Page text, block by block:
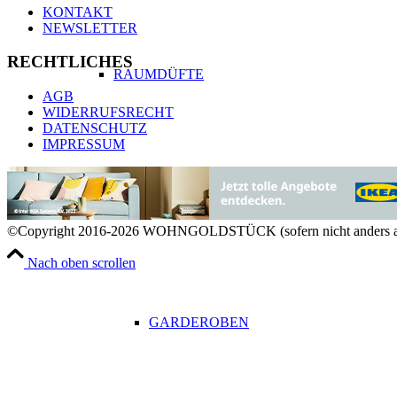
RAUMDÜFTE
AUFBEWAHRUNG & ORGANISATION
GARDEROBEN
KONTAKT
NEWSLETTER
RECHTLICHES
AGB
WIDERRUFSRECHT
DATENSCHUTZ
IMPRESSUM
©Copyright 2016-2026 WOHNGOLDSTÜCK (sofern nicht anders
Nach oben scrollen